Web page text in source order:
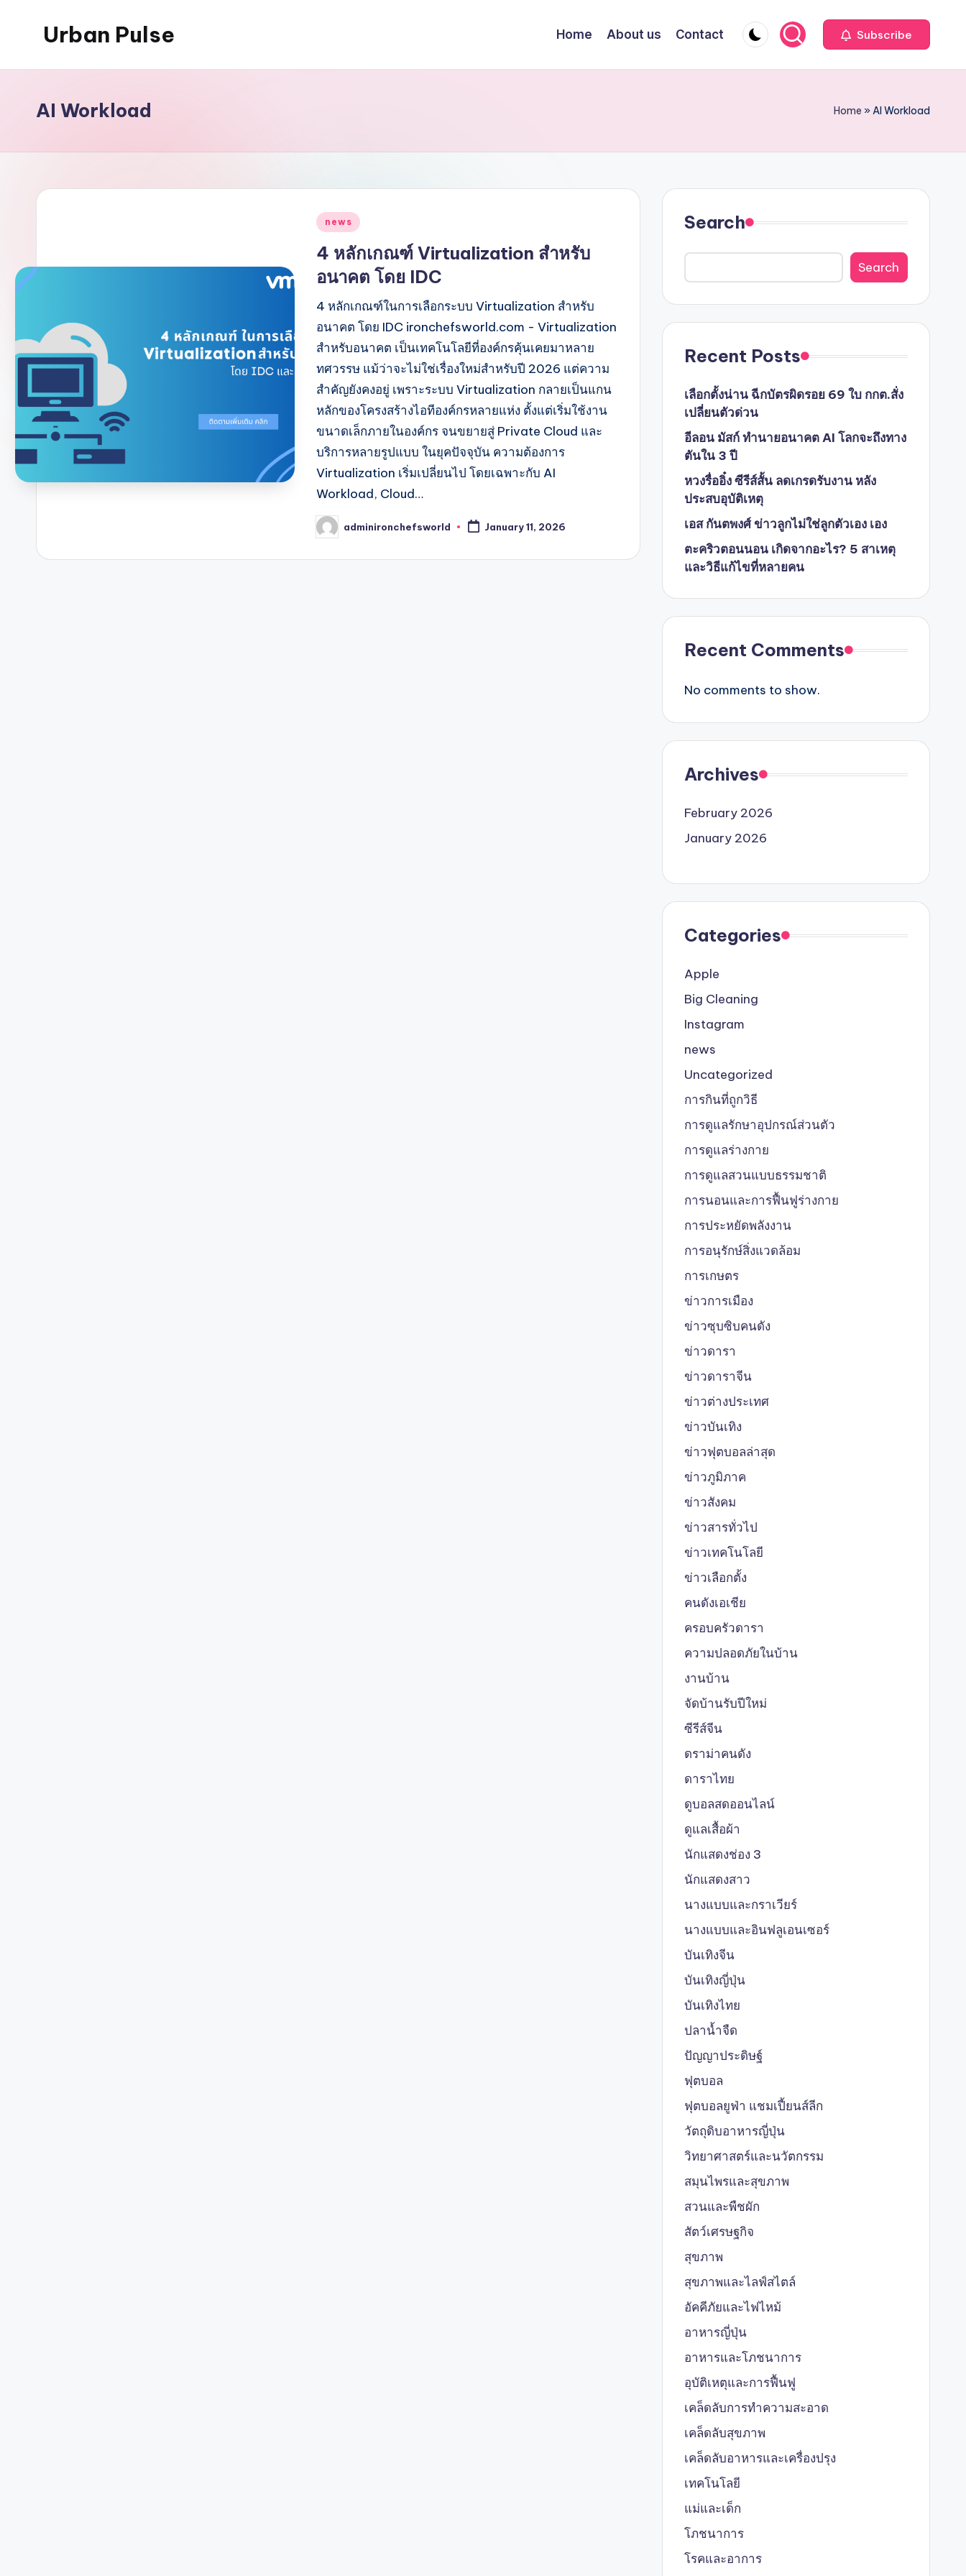
Urban Pulse Home About us Contact Subscribe
AI Workload Home »AI Workload
Posted
news
4 หลักเกณฑ์ Virtualization สำหรับ
อนาคต โดย IDC
4 หลักเกณฑ์ในการเลือกระบบ Virtualization สำหรับ
อนาคต โดย IDC ironchefsworld.com - Virtualization
สำหรับอนาคต เป็นเทคโนโลยีที่องค์กรคุ้นเคยมาหลาย
ทศวรรษ แม้ว่าจะไม่ใช่เรื่องใหม่สำหรับปี 2026 แต่ความ
สำคัญยังคงอยู่ เพราะระบบ Virtualization กลายเป็นแกน
หลักของโครงสร้างไอทีองค์กรหลายแห่ง ตั้งแต่เริ่มใช้งาน
ขนาดเล็กภายในองค์กร จนขยายสู่ Private Cloud และ
บริการหลายรูปแบบ ในยุคปัจจุบัน ความต้องการ
Virtualization เริ่มเปลี่ยนไป โดยเฉพาะกับ AI
Workload, Cloud…
Posted
by
adminironchefsworld January 11, 2026
Search
Search
Recent Posts
เลือกตั้งน่าน ฉีกบัตรผิดรอย 69 ใบ กกต.สั่ง
เปลี่ยนตัวด่วน
อีลอน มัสก์ ทำนายอนาคต AI โลกจะถึงทาง
ตันใน 3 ปี
หวงรื่ออิ๋ง ซีรีส์สั้น ลดเกรดรับงาน หลัง
ประสบอุบัติเหตุ
เอส กันตพงศ์ ข่าวลูกไม่ใช่ลูกตัวเอง เอง
ตะคริวตอนนอน เกิดจากอะไร? 5 สาเหตุ
และวิธีแก้ไขที่หลายคน
Recent Comments
No comments to show.
Archives
February 2026
January 2026
Categories
Apple
Big Cleaning
Instagram
news
Uncategorized
การกินที่ถูกวิธี
การดูแลรักษาอุปกรณ์ส่วนตัว
การดูแลร่างกาย
การดูแลสวนแบบธรรมชาติ
การนอนและการฟื้นฟูร่างกาย
การประหยัดพลังงาน
การอนุรักษ์สิ่งแวดล้อม
การเกษตร
ข่าวการเมือง
ข่าวซุบซิบคนดัง
ข่าวดารา
ข่าวดาราจีน
ข่าวต่างประเทศ
ข่าวบันเทิง
ข่าวฟุตบอลล่าสุด
ข่าวภูมิภาค
ข่าวสังคม
ข่าวสารทั่วไป
ข่าวเทคโนโลยี
ข่าวเลือกตั้ง
คนดังเอเชีย
ครอบครัวดารา
ความปลอดภัยในบ้าน
งานบ้าน
จัดบ้านรับปีใหม่
ซีรีส์จีน
ดราม่าคนดัง
ดาราไทย
ดูบอลสดออนไลน์
ดูแลเสื้อผ้า
นักแสดงช่อง 3
นักแสดงสาว
นางแบบและกราเวียร์
นางแบบและอินฟลูเอนเซอร์
บันเทิงจีน
บันเทิงญี่ปุ่น
บันเทิงไทย
ปลาน้ำจืด
ปัญญาประดิษฐ์
ฟุตบอล
ฟุตบอลยูฟ่า แชมเปี้ยนส์ลีก
วัตถุดิบอาหารญี่ปุ่น
วิทยาศาสตร์และนวัตกรรม
สมุนไพรและสุขภาพ
สวนและพืชผัก
สัตว์เศรษฐกิจ
สุขภาพ
สุขภาพและไลฟ์สไตล์
อัคคีภัยและไฟไหม้
อาหารญี่ปุ่น
อาหารและโภชนาการ
อุบัติเหตุและการฟื้นฟู
เคล็ดลับการทำความสะอาด
เคล็ดลับสุขภาพ
เคล็ดลับอาหารและเครื่องปรุง
เทคโนโลยี
แม่และเด็ก
โภชนาการ
โรคและอาการ